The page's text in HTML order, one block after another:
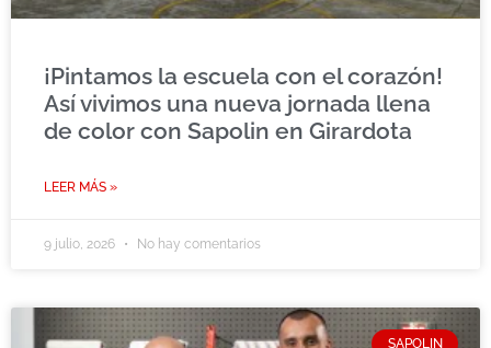
¡Pintamos la escuela con el corazón!
Así vivimos una nueva jornada llena
de color con Sapolin en Girardota
LEER MÁS »
9 julio, 2026 No hay comentarios
SAPOLIN